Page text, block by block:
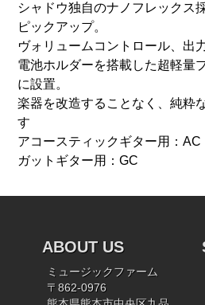
シャドウ独自のナノフレックス
ピックアップ。
ヴォリュームコントロール、出
電池ホルダーを搭載した超軽量
に設置。
楽器を改造することなく、純粋
す
アコースティックギター用：AC
ガットギター用：GC
ABOUT US
ミュージックファーム
〒862-0976